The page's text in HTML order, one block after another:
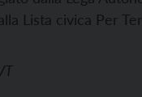
Lista civica Per